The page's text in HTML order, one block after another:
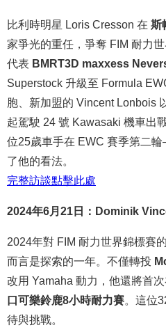
比利時明星 Loris Cresson 在 斯
家爭光的重任，爭奪 FIM 耐力
代表 BMRT3D maxxess
Superstock 升級至 Formula
胞、新加盟的 Vincent Lonbois
起駕駛 24 號 Kawasaki 機車出
位25歲車手在 EWC 賽季第二
了他的看法。
完整訪談點擊此處
2024年6月21日：Dominik
2024年對 FIM 耐力世界錦標賽
而言是探索的一年。不僅轉投
改用 Yamaha 動力，他還將首
口可樂鈴鹿8小時耐力賽 。這位
待與挑戰。